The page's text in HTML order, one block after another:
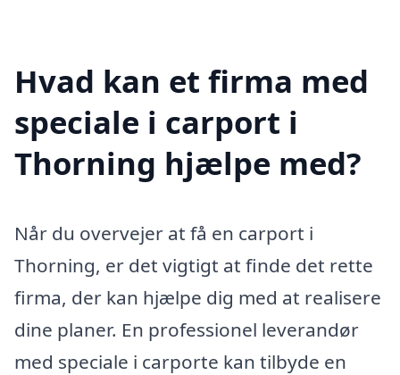
Hvad kan et firma med
speciale i carport i
Thorning hjælpe med?
Når du overvejer at få en carport i
Thorning, er det vigtigt at finde det rette
firma, der kan hjælpe dig med at realisere
dine planer. En professionel leverandør
med speciale i carporte kan tilbyde en